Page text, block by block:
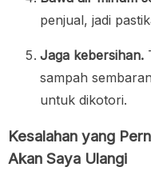
penjual, jadi
Jaga kebersihan.
sampah
untuk dikotori.
Kesalahan yang
Akan Saya Ulangi